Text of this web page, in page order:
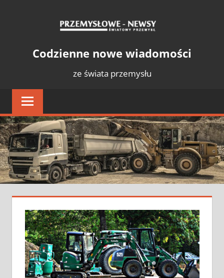
PrzemysłCodzienne nowe wiadomości
ze świata przemysłu